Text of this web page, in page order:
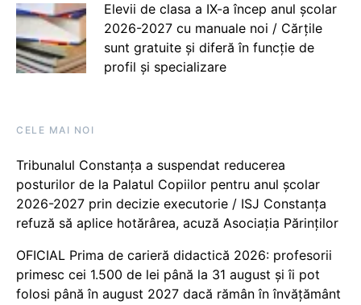
Elevii de clasa a IX-a încep anul școlar
2026-2027 cu manuale noi / Cărțile
sunt gratuite și diferă în funcție de
profil și specializare
CELE MAI NOI
Tribunalul Constanța a suspendat reducerea
posturilor de la Palatul Copiilor pentru anul școlar
2026-2027 prin decizie executorie / ISJ Constanța
refuză să aplice hotărârea, acuză Asociația Părinților
OFICIAL Prima de carieră didactică 2026: profesorii
primesc cei 1.500 de lei până la 31 august și îi pot
folosi până în august 2027 dacă rămân în învățământ